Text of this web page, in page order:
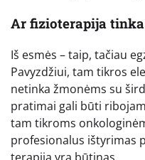
Ar fizioterapija
Iš esmės – taip, tačiau
Pavyzdžiui, tam tikros
netinka žmonėms su
pratimai gali būti
tam tikroms
profesionalus ištyrimas